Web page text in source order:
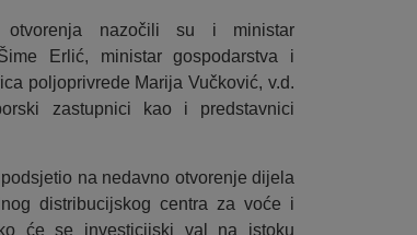
otvorenja nazočili su i ministar
Erlić, ministar gospodarstva i
poljoprivrede Marija Vučković, v.d.
zastupnici kao i predstavnici
na nedavno otvorenje dijela
distribucijskog centra za voće i
će se investicijski val na istoku